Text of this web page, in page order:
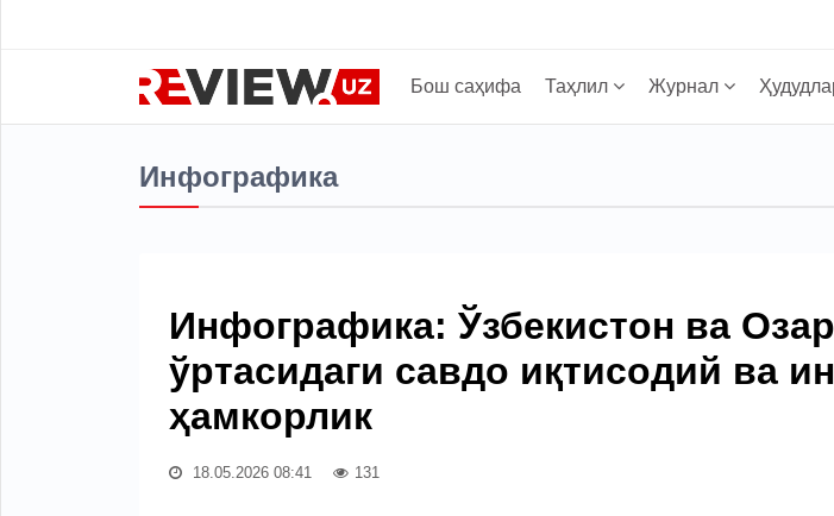
Бош саҳифа Таҳлил Журнал
Инфографика
Инфографика: Ўзбекистон ва
ўртасидаги савдо иқтисодий ва
ҳамкорлик
18.05.2026 08:41 131